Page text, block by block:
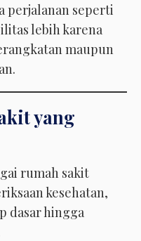
perjalanan seperti
lebih karena
maupun
yang
rumah sakit
kesehatan,
dasar hingga